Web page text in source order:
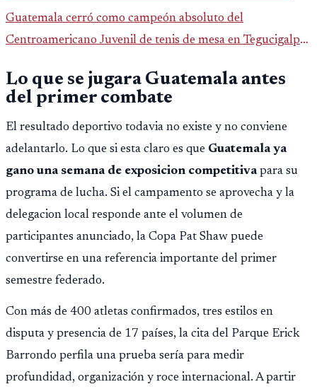
Guatemala cerró como campeón absoluto del
Centroamericano Juvenil de tenis de mesa en Tegucigalpa
difundida por CDAG.
Lo que se jugara Guatemala antes
del primer combate
El resultado deportivo todavia no existe y no conviene
adelantarlo. Lo que si esta claro es que Guatemala ya
gano una semana de exposicion competitivapara su
programa de lucha. Si el campamento se aprovecha y la
delegacion local responde ante el volumen de
participantes anunciado, la Copa Pat Shaw puede
convertirse en una referencia importante del primer
semestre federado.
Con más de 400 atletas confirmados, tres estilos en
disputa y presencia de 17 países, la cita del Parque Erick
Barrondo perfila una prueba sería para medir
profundidad, organización y roce internacional. A partir